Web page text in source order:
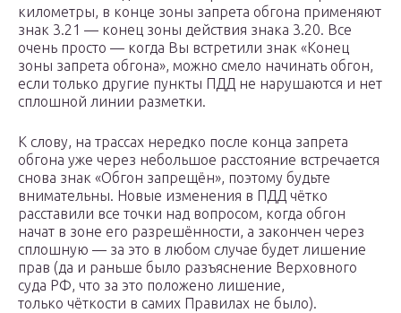
километры, в конце зоны запрета обгона применяют
знак 3.21 — конец зоны действия знака 3.20. Все
очень просто — когда Вы встретили знак «Конец
зоны запрета обгона», можно смело начинать обгон,
если только другие пункты ПДД не нарушаются и нет
сплошной линии разметки.
К слову, на трассах нередко после конца запрета
обгона уже через небольшое расстояние встречается
снова знак «Обгон запрещён», поэтому будьте
внимательны. Новые изменения в ПДД чётко
расставили все точки над вопросом, когда обгон
начат в зоне его разрешённости, а закончен через
сплошную — за это в любом случае будет лишение
прав (да и раньше было разъяснение Верховного
суда РФ, что за это положено лишение,
только чёткости в самих Правилах не было).